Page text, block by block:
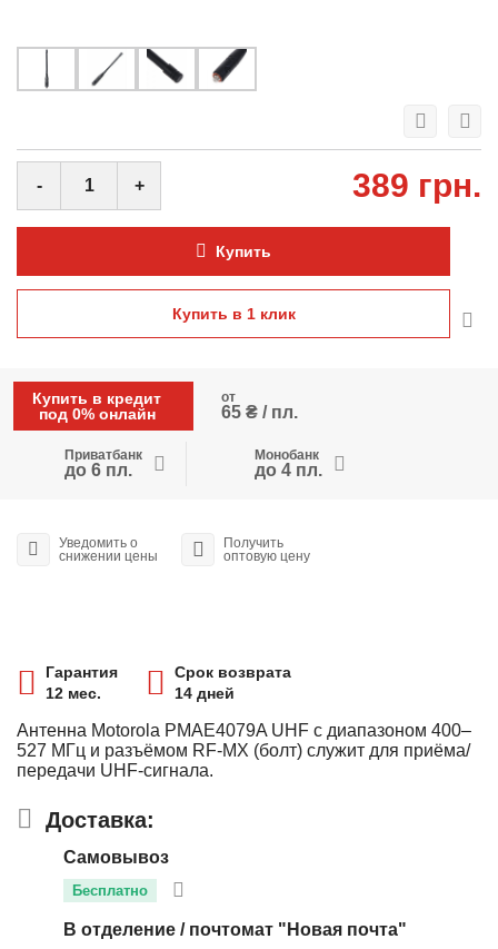
389 грн.
- +
Купить
Купить в 1 клик
Купить в кредит
под 0% онлайн
от
65 ₴ / пл.
Приватбанк
до 6 пл.
Монобанк
до 4 пл.
Уведомить о
снижении цены
Получить
оптовую цену
Гарантия
12 мес.
Срок возврата
14 дней
Антенна Motorola PMAE4079A UHF с диапазоном 400–
527 МГц и разъёмом RF-MX (болт) служит для приёма/
передачи UHF-сигнала.
Доставка:
Самовывоз
Бесплатно
В отделение / почтомат "Новая почта"